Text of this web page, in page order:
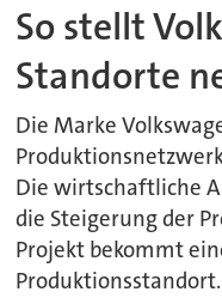
So stellt
Standorte
Die Marke
Die wirtschaftliche
die Steigerung der
Projekt bekommt
Produktionsstandort.